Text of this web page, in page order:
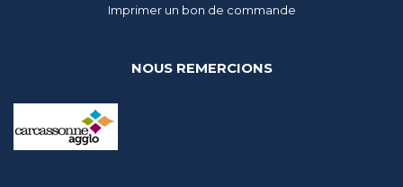
Imprimer un bon de commande
NOUS REMERCIONS